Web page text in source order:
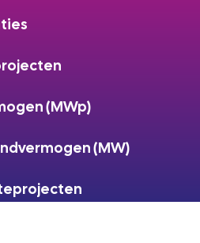
(MWp)
(MW)